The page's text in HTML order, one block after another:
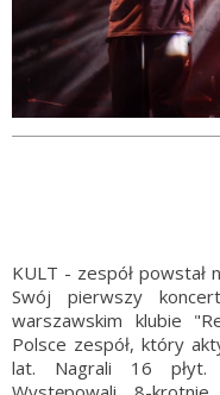
KULT - zespół powstał
Swój pierwszy
warszawskim klubie
Polsce zespół, który
lat. Nagrali 16 płyt.